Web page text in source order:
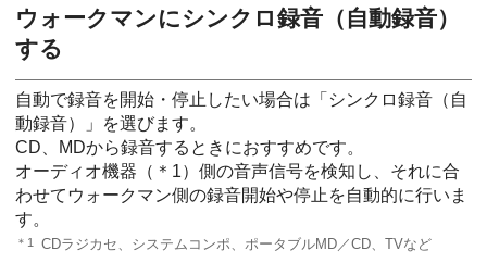
ウォークマンにシンクロ録音（自動録音）
する
自動で録音を開始・停止したい場合は「シンクロ録音（自
動録音）」を選びます。
CD、MDから録音するときにおすすめです。
オーディオ機器（＊1）側の音声信号を検知し、それに合
わせてウォークマン側の録音開始や停止を自動的に行いま
す。
＊1 CDラジカセ、システムコンポ、ポータブルMD／CD、TVなど